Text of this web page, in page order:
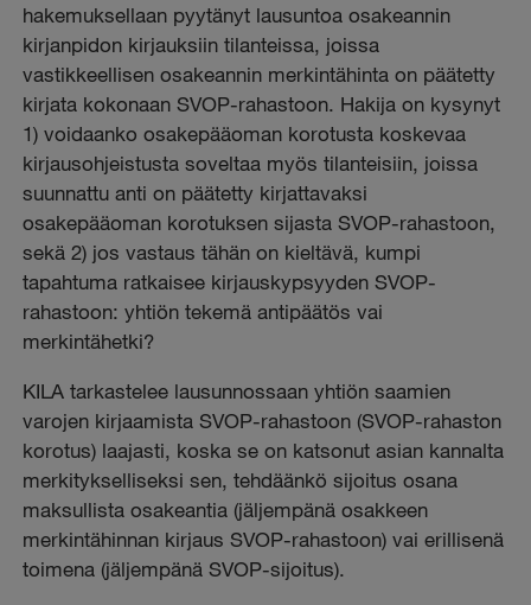
hakemuksellaan pyytänyt lausuntoa osakeannin
kirjanpidon kirjauksiin tilanteissa, joissa
vastikkeellisen osakeannin merkintähinta on päätetty
kirjata kokonaan SVOP-rahastoon. Hakija on kysynyt
1) voidaanko osakepääoman korotusta koskevaa
kirjausohjeistusta soveltaa myös tilanteisiin, joissa
suunnattu anti on päätetty kirjattavaksi
osakepääoman korotuksen sijasta SVOP-rahastoon,
sekä 2) jos vastaus tähän on kieltävä, kumpi
tapahtuma ratkaisee kirjauskypsyyden SVOP-
rahastoon: yhtiön tekemä antipäätös vai
merkintähetki?
KILA tarkastelee lausunnossaan yhtiön saamien
varojen kirjaamista SVOP-rahastoon (SVOP-rahaston
korotus) laajasti, koska se on katsonut asian kannalta
merkitykselliseksi sen, tehdäänkö sijoitus osana
maksullista osakeantia (jäljempänä osakkeen
merkintähinnan kirjaus SVOP-rahastoon) vai erillisenä
toimena (jäljempänä SVOP-sijoitus).